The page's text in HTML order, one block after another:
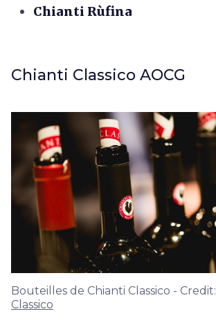
Chianti Rùfina
Chianti Classico AOCG
Bouteilles de Chianti Classico - Credit:
Classico